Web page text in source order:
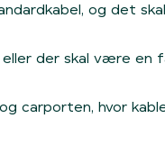
og det
der skal være en
carporten, hvor